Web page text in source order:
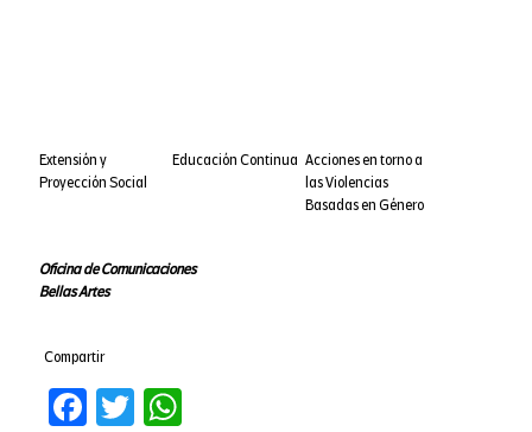
Extensión y
Proyección Social
Educación Continua Acciones en torno a
las Violencias
Basadas en Género
Oficina de Comunicaciones
Bellas Artes
Compartir
Facebook
TwitterWhatsApp